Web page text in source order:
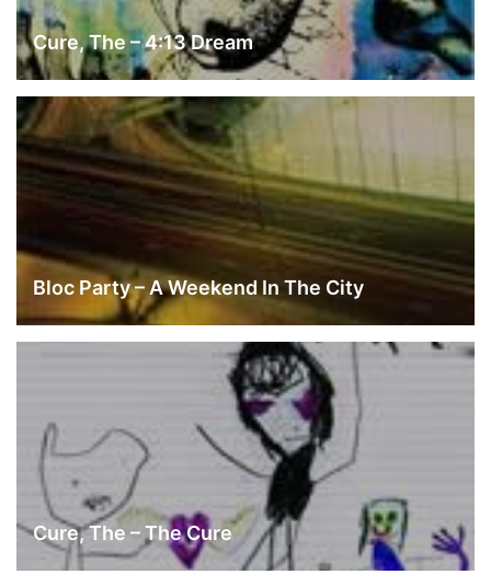
Cure, The – 4:13 Dream
Bloc Party – A Weekend In The City
Cure, The – The Cure